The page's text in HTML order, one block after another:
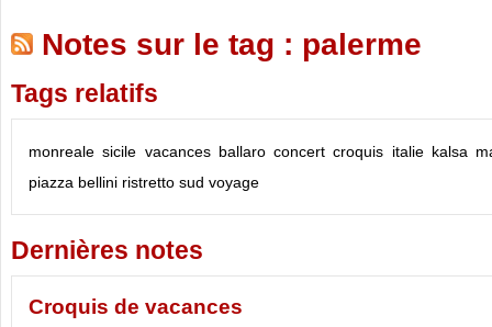
Notes sur le tag : palerme
Tags relatifs
monreale sicile vacances ballaro concert croquis italie kalsa
piazza bellini ristretto sud voyage
Dernières notes
Croquis de vacances